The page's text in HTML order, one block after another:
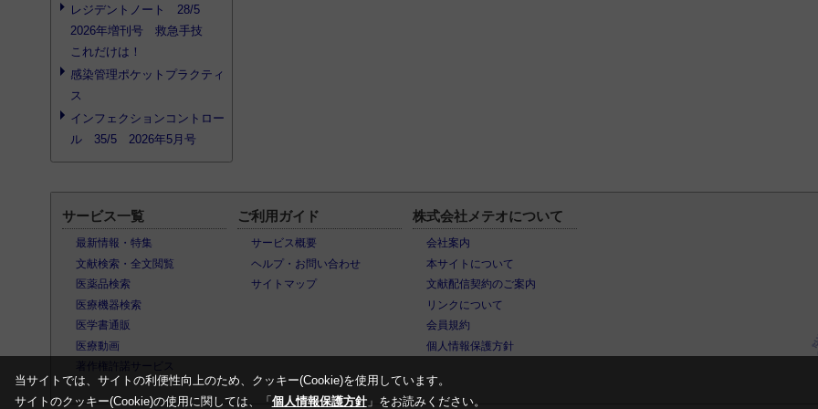
レジデントノート 28/5
2026年増刊号 救急手技
これだけは！
感染管理ポケットプラクティ
ス
インフェクションコントロー
ル 35/5 2026年5月号
サービス一覧
最新情報・特集
文献検索・全文閲覧
医薬品検索
医療機器検索
医学書通販
医療動画
著作権許諾サービス
ご利用ガイド
サービス概要
ヘルプ・お問い合わせ
サイトマップ
株式会社メテオについて
会社案内
本サイトについて
文献配信契約のご案内
リンクについて
会員規約
個人情報保護方針
当サイトでは、サイトの利便性向上のため、クッキー(Cookie)を使用しています。
サイトのクッキー(Cookie)の使用に関しては、「 個人情報保護方針」をお読みください。